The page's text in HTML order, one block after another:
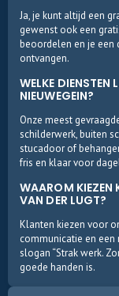
Ja, je kunt altijd een
gewenst ook een
beoordelen en je een
ontvangen.
WELKE DIENSTEN
NIEUWEGEIN?
Onze meest
schilderwerk, buiten
stucadoor of
fris en klaar voor
WAAROM KIEZEN
VAN DER LUGT?
Klanten kiezen voor
communicatie en
slogan “Strak werk.
goede handen is.